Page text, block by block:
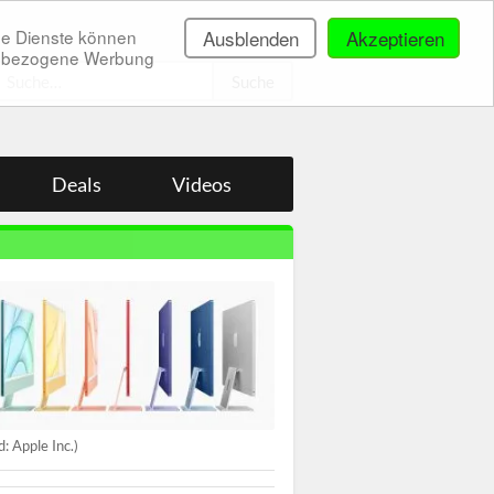
Akzeptieren
Ausblenden
Dienste können
Werbung
Deals Videos
Apple Inc.)